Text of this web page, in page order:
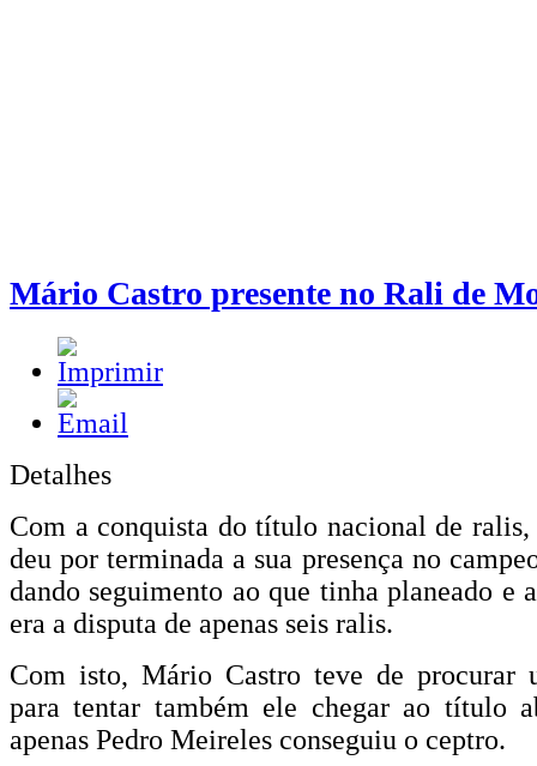
Mário Castro presente no Rali de
Detalhes
Com a conquista do título nacional de ralis,
deu por terminada a sua presença no
dando seguimento ao que tinha planeado e
era a disputa de apenas seis ralis.
Com isto, Mário Castro teve de procurar
para tentar também ele chegar ao título
apenas Pedro Meireles conseguiu o ceptro.